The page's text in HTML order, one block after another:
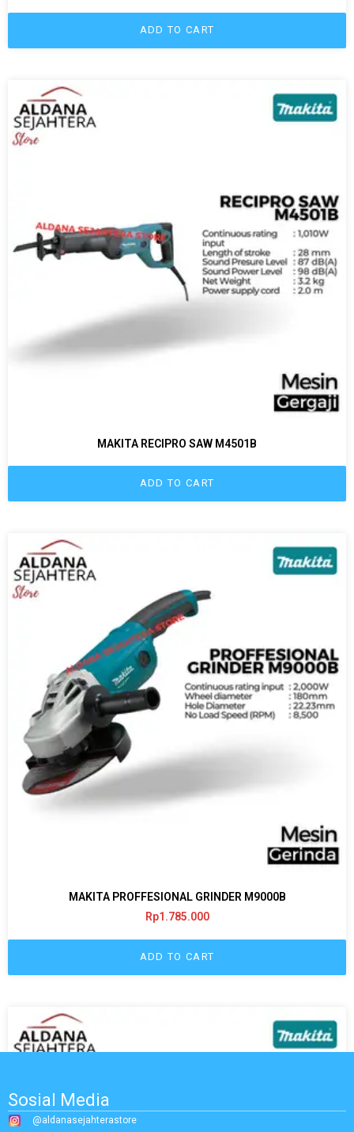
ADD TO CART
MAKITA RECIPRO SAW M4501B
ADD TO CART
MAKITA PROFFESIONAL GRINDER M9000B
Rp1.785.000
ADD TO CART
Sosial Media
@aldanasejahterastore